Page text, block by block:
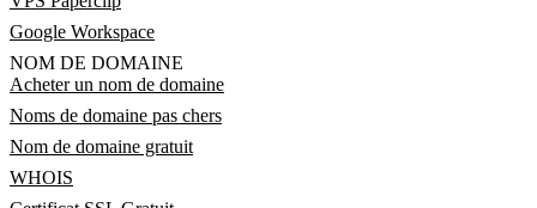
Google Workspace
NOM DE DOMAINE
Acheter un nom de domaine
Noms de domaine pas chers
Nom de domaine gratuit
WHOIS